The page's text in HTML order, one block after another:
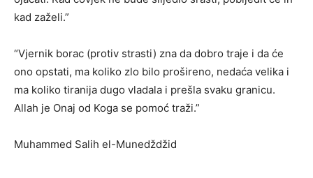
kad zaželi.”
“Vjernik borac (protiv strasti) zna da dobro traje i da će
ono opstati, ma koliko zlo bilo prošireno, nedaća velika i
ma koliko tiranija dugo vladala i prešla svaku granicu.
Allah je Onaj od Koga se pomoć traži.”
Muhammed Salih el-Munedždžid